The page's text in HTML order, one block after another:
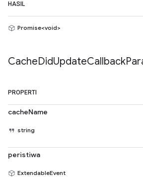
HASIL
Promise<void>
CacheDidUpdateCallback
PROPERTI
cacheName
string
peristiwa
ExtendableEvent